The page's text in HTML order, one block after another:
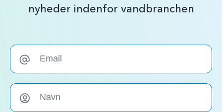
nyheder indenfor vandbranchen